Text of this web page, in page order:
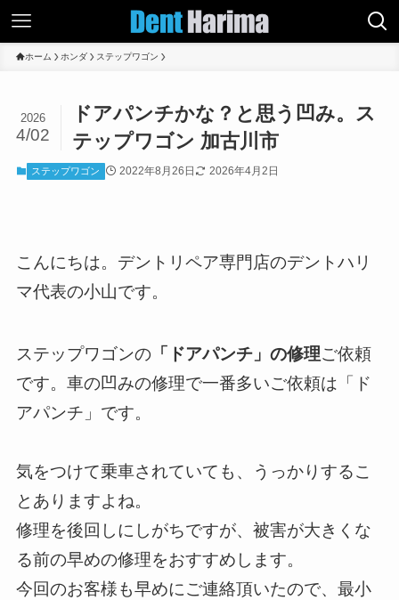
ホーム ホンダ ステップワゴン
ドアパンチかな？と思う凹み。ス
テップワゴン 加古川市
2026
4/02
ステップワゴン 2022年8月26日 2026年4月2日
こんにちは。デントリペア専門店のデントハリ
マ代表の小山です。
ステップワゴンの「ドアパンチ」の修理ご依頼
です。車の凹みの修理で一番多いご依頼は「ド
アパンチ」です。
気をつけて乗車されていても、うっかりするこ
とありますよね。
修理を後回しにしがちですが、被害が大きくな
る前の早めの修理をおすすめします。
今回のお客様も早めにご連絡頂いたので、最小